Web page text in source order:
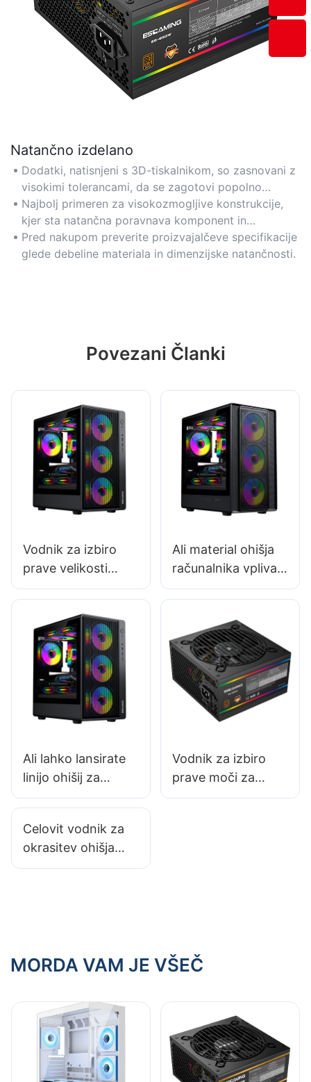
Natančno izdelano
Dodatki, natisnjeni s 3D-tiskalnikom, so zasnovani z
visokimi tolerancami, da se zagotovi popolno
prileganje priljubljenim znamkam ohišij in strojne
opreme za računalnike.
Najbolj primeren za visokozmogljive konstrukcije,
kjer sta natančna poravnava komponent in
vzdržljivost ključnega pomena.
Pred nakupom preverite proizvajalčeve specifikacije
glede debeline materiala in dimenzijske natančnosti.
Povezani Članki
Vodnik za izbiro
prave velikosti
ohišja za računalnik
Ali material ohišja
računalnika vpliva
na njegovo
Ali lahko lansirate
linijo ohišij za
računalnike pod
znamko?
Vodnik za izbiro
prave moči za
napajalnik vašega
Celovit vodnik za
okrasitev ohišja
vašega igralnega
MORDA VAM JE VŠEČ